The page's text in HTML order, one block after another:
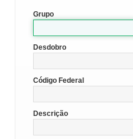
Grupo
Desdobro
Código Federal
Descrição